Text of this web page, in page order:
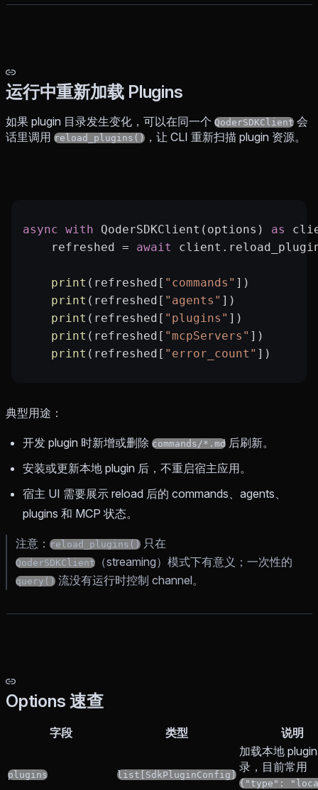
运行中重新加载 Plugins
如果 plugin 目录发生变化，可以在同一个 QoderSDKClient 会
话里调用 reload_plugins() ，让 CLI 重新扫描 plugin 资源。
async with QoderSDKClient(options) as
    refreshed
= await
    print
(refreshed[ "commands" ])
    print
(refreshed[ "agents" ])
    print
(refreshed[ "plugins" ])
    print
(refreshed[ "mcpServers" ])
    print
(refreshed[ "error_count" ])
典型用途：
开发 plugin 时新增或删除 commands/*.md 后刷新。
安装或更新本地 plugin 后，不重启宿主应用。
宿主 UI 需要展示 reload 后的 commands、agents、
plugins 和 MCP 状态。
注意： reload_plugins() 只在
QoderSDKClient （streaming）模式下有意义；一次性的
query() 流没有运行时控制 channel。
Options 速查
字段 类型 说明
plugins list[SdkPluginConfig]
加载本地
录，目前常用
{"type":